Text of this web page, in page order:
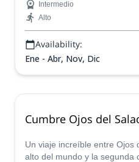
Intermedio
Alto
Availability:
Ene - Abr, Nov, Dic
Cumbre Ojos del
Un viaje increíble entre Ojos
alto del mundo y la segunda